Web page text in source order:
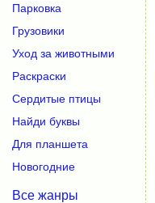
Парковка
Грузовики
Уход за животными
Раскраски
Сердитые птицы
Найди буквы
Для планшета
Новогодние
Все жанры